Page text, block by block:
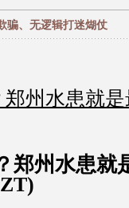
骗、无逻辑打迷煳仗
州水患就
郑州水患就